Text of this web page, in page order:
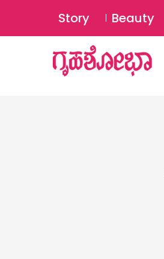
Story Beauty